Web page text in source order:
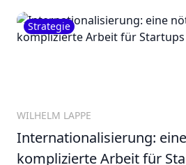
Strategie
WILHELM LAPPE
Internationalisierung:
komplizierte Arbeit für